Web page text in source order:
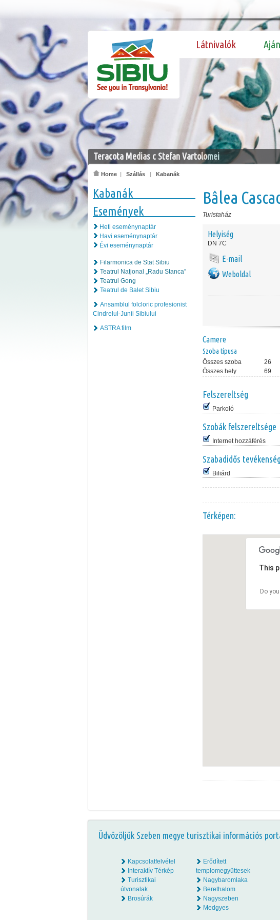
Látnivalók
Teracota Medias c Stefan Vartolomei
Home | Szállás | Kabanák
Kabanák
Események
Heti eseménynaptár
Havi eseménynaptár
Évi eseménynaptár
Filarmonica de Stat Sibiu
Teatrul Naţional „Radu Stanca”
Teatrul Gong
Teatrul de Balet Sibiu
Ansamblul folcloric profesionist
Cindrelul-Junii Sibiului
ASTRA film
Bâlea
Turistaház
Helyiség
DN 7C
E-mail
Weboldal
Camere
Szoba típusa
Összes szoba
26
Összes hely
69
Felszereltség
Parkoló
Szobák felszereltsége
Internet hozzáférés
Szabadidős
Biliárd
Térképen:
This
Do
Üdvözöljük Szeben megye turisztikai információs
Kapcsolatfelvétel
Interaktív Térkép
Turisztikai
útvonalak
Brosúrák
Erődített
templomegyüttesek
Nagybaromlaka
Berethalom
Nagyszeben
Medgyes